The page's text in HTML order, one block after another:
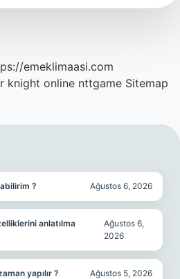
emeklimaasi.com
knight online nttgame Sitemap
? Ağustos 6, 2026
anlatılma
Ağustos 6,
2026
yapılır ? Ağustos 5, 2026